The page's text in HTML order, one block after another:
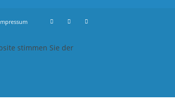
stimmen Sie der